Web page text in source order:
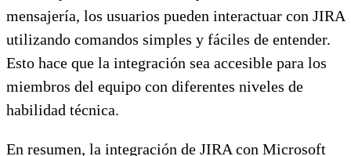
mensajería, los usuarios pueden interactuar con JIRA
utilizando comandos simples y fáciles de entender.
Esto hace que la integración sea accesible para los
miembros del equipo con diferentes niveles de
habilidad técnica.
En resumen, la integración de JIRA con Microsoft